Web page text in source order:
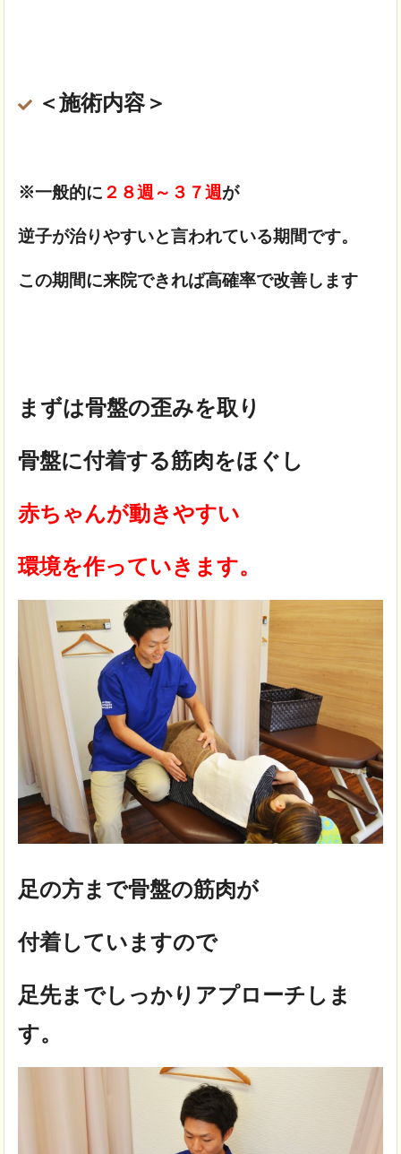
＜施術内容＞
※一般的に ２８週～３７週が
逆子が治りやすいと言われている期間です。
この期間に来院できれば高確率で改善します
まずは骨盤の歪みを取り
骨盤に付着する筋肉をほぐし
赤ちゃんが動きやすい
環境を作っていきます。
足の方まで骨盤の筋肉が
付着していますので
足先までしっかりアプローチしま
す。